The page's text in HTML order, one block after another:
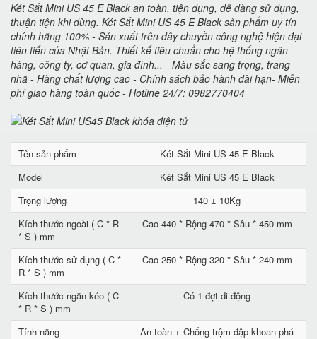
Két Sắt Mini US 45 E Black an toàn, tiện dụng, dễ dàng sử dụng,
thuận tiện khi dùng. Két Sắt Mini US 45 E Black sản phẩm uy tín
chính hãng 100% - Sản xuất trên dây chuyền công nghệ hiện đại
tiên tiến của Nhật Bản. Thiết kế tiêu chuẩn cho hệ thống ngân
hàng, công ty, cơ quan, gia đình... - Màu sắc sang trọng, trang
nhã - Hàng chất lượng cao - Chính sách bảo hành dài hạn- Miễn
phí giao hàng toàn quốc - Hotline 24/7: 0982770404
Tên sản phẩm
Két Sắt Mini US 45 E Black
Model
Két Sắt Mini US 45 E Black
Trọng lượng
140 ± 10Kg
Kích thước ngoài ( C * R
* S ) mm
Cao 440 * Rộng 470 * Sâu * 450 mm
Kích thước sử dụng ( C *
R * S ) mm
Cao 250 * Rộng 320 * Sâu * 240 mm
Kích thước ngăn kéo ( C
* R * S ) mm
Có 1 đợt di động
Tính năng
An toàn + Chống trộm đập khoan phá